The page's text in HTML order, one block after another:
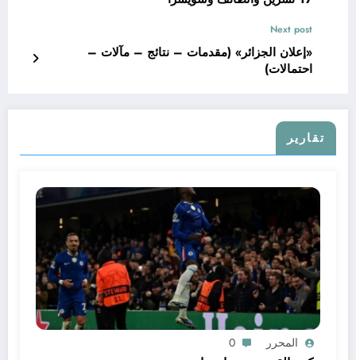
Next post
«إعلان الجزائر» (مقدمات – نتائج – مآلات –
احتمالات)
تقارير
المحرر 0